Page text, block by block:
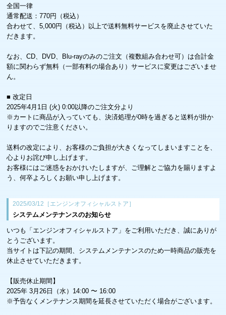
全国一律
通常配送：770円（税込）
合わせて、5,000円（税込）以上で送料無料サービスを廃止させていた
だきます。
なお、CD、DVD、Blu-rayのみのご注文（複数組み合わせ可）は合計金
額に関わらず無料（一部有料の場合あり）サービスに変更はございませ
ん。
■ 改定日
2025年4月1日 (火) 0:00以降のご注文分より
※カートに商品が入っていても、決済処理が0時を過ぎると送料が掛か
りますのでご注意ください。
送料の改定により、お客様のご負担が大きくなってしまいますことを、
心よりお詫び申し上げます。
お客様にはご迷惑をおかけいたしますが、ご理解とご協力を賜りますよ
う、何卒よろしくお願い申し上げます。
2025/03/12［エンジンオフィシャルストア］
システムメンテナンスのお知らせ
いつも「エンジンオフィシャルストア」をご利用いただき、誠にありが
とうございます。
当サイトは下記の期間、システムメンテナンスのため一時商品の販売を
休止させていただきます。
【販売休止期間】
2025年 3月26日（水）14:00 〜 16:00
※予告なくメンテナンス期間を延長させていただく場合がございます。